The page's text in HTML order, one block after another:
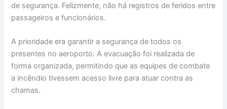
de segurança. Felizmente, não há registros de feridos entre
passageiros e funcionários.
A prioridade era garantir a segurança de todos os
presentes no aeroporto. A evacuação foi realizada de
forma organizada, permitindo que as equipes de combate
a incêndio tivessem acesso livre para atuar contra as
chamas.